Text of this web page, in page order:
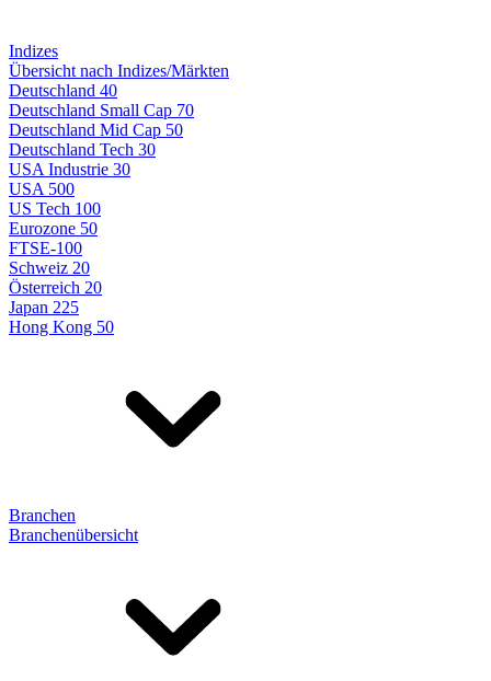
Indizes
Übersicht nach Indizes/Märkten
Deutschland 40
Deutschland Small Cap 70
Deutschland Mid Cap 50
Deutschland Tech 30
USA Industrie 30
USA 500
US Tech 100
Eurozone 50
FTSE-100
Schweiz 20
Österreich 20
Japan 225
Hong Kong 50
Branchen
Branchenübersicht